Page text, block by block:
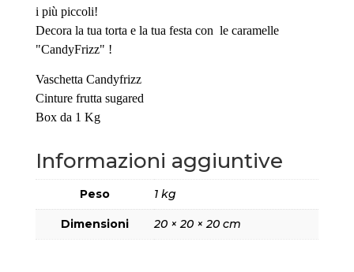
i più piccoli!
Decora la tua torta e la tua festa con le caramelle
"CandyFrizz" !
Vaschetta Candyfrizz
Cinture frutta sugared
Box da 1 Kg
Informazioni aggiuntive
Peso 1 kg
Dimensioni 20 × 20 × 20 cm